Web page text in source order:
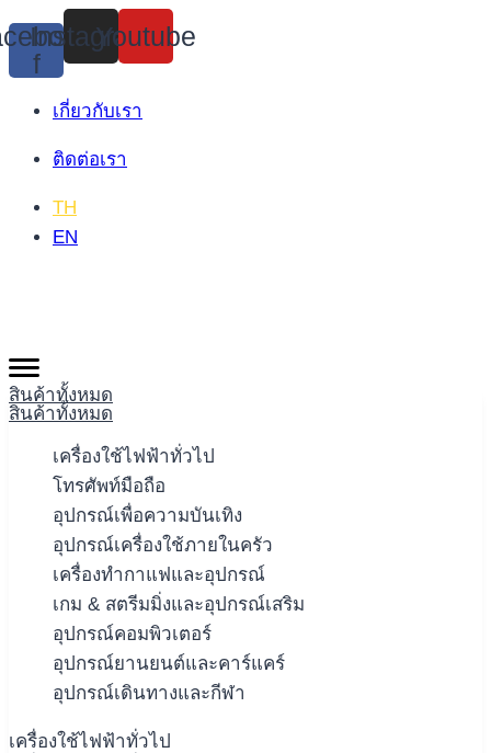
Skip
to
content
f
Instagram
Youtube
เกี่ยวกับเรา
ติดต่อเรา
TH
EN
สินค้าทั้งหมด
สินค้าทั้งหมด
เครื่องใช้ไฟฟ้าทั่วไป
โทรศัพท์มือถือ
อุปกรณ์เพื่อความบันเทิง
อุปกรณ์เครื่องใช้ภายในครัว
เครื่องทำกาแฟและอุปกรณ์
เกม & สตรีมมิ่งและอุปกรณ์เสริม
อุปกรณ์คอมพิวเตอร์
อุปกรณ์ยานยนต์และคาร์แคร์
อุปกรณ์เดินทางและกีฬา
เครื่องใช้ไฟฟ้าทั่วไป